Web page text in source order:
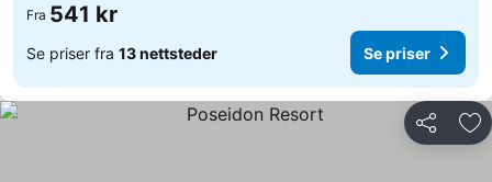
Fra 541 kr
Se priser fra 13 nettsteder Se priser
Del